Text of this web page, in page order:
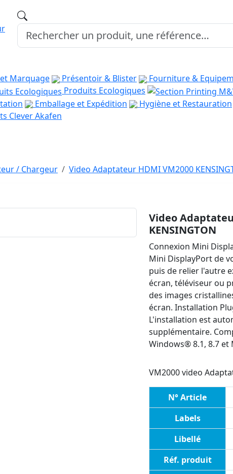
Marquage Présentoir & Blister Fourniture &
Produits Ecologiques
Emballage et Expédition Hygiène et Restauration
Clever Akafen
/ Chargeur Video Adaptateur HDMI VM2000
Video
KENSINGTON
Connexion Mini
Mini DisplayPort de
puis de relier l'autre
écran, téléviseur ou
des images
écran. Installation
L'installation est
supplémentaire.
Windows® 8.1, 8.7 et
VM2000 video
N° Article
Labels
Libellé
Réf. produit